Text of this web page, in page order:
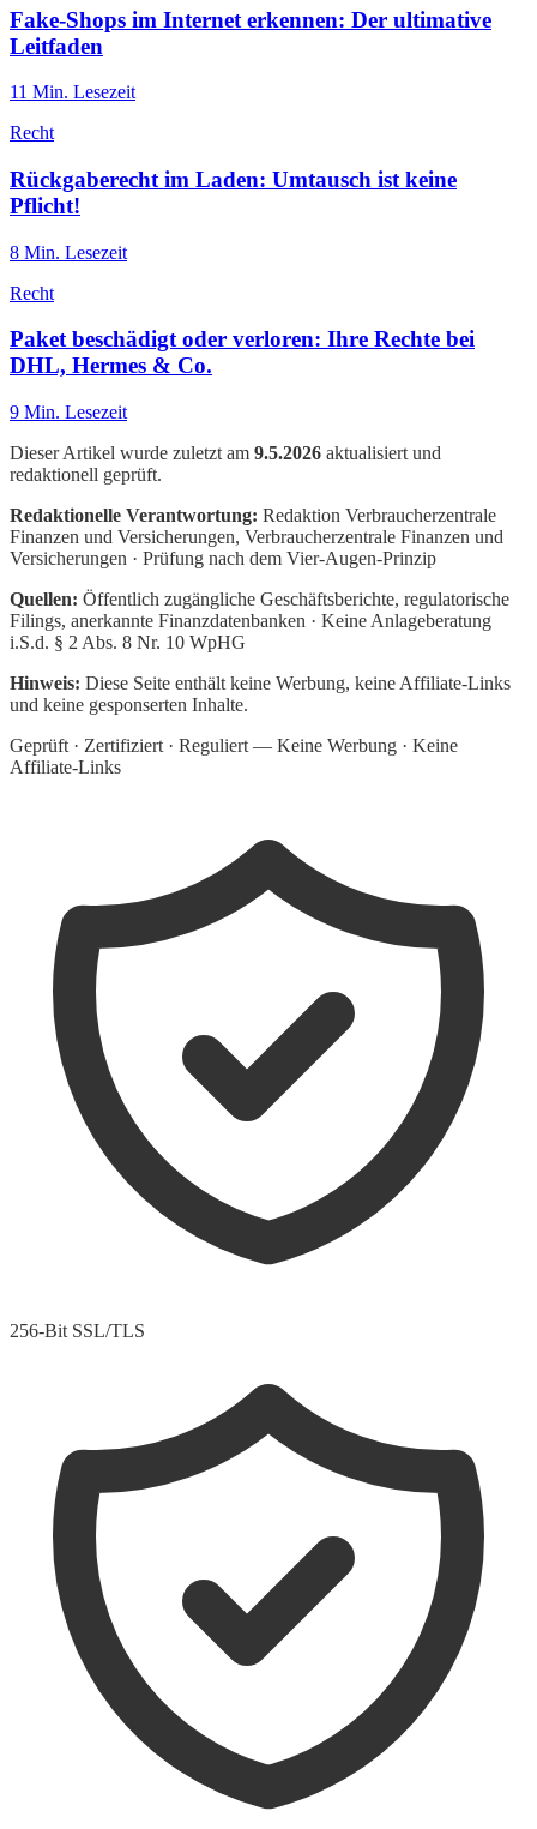
Fake-Shops im Internet erkennen: Der ultimative
Leitfaden
11 Min. Lesezeit
Recht
Rückgaberecht im Laden: Umtausch ist keine
Pflicht!
8 Min. Lesezeit
Recht
Paket beschädigt oder verloren: Ihre Rechte bei
DHL, Hermes & Co.
9 Min. Lesezeit
Dieser Artikel wurde zuletzt am 9.5.2026 aktualisiert und
redaktionell geprüft.
Redaktionelle Verantwortung: Redaktion Verbraucherzentrale
Finanzen und Versicherungen, Verbraucherzentrale Finanzen und
Versicherungen · Prüfung nach dem Vier-Augen-Prinzip
Quellen: Öffentlich zugängliche Geschäftsberichte, regulatorische
Filings, anerkannte Finanzdatenbanken · Keine Anlageberatung
i.S.d. § 2 Abs. 8 Nr. 10 WpHG
Hinweis: Diese Seite enthält keine Werbung, keine Affiliate-Links
und keine gesponserten Inhalte.
Geprüft · Zertifiziert · Reguliert — Keine Werbung · Keine
Affiliate-Links
256-Bit SSL/TLS